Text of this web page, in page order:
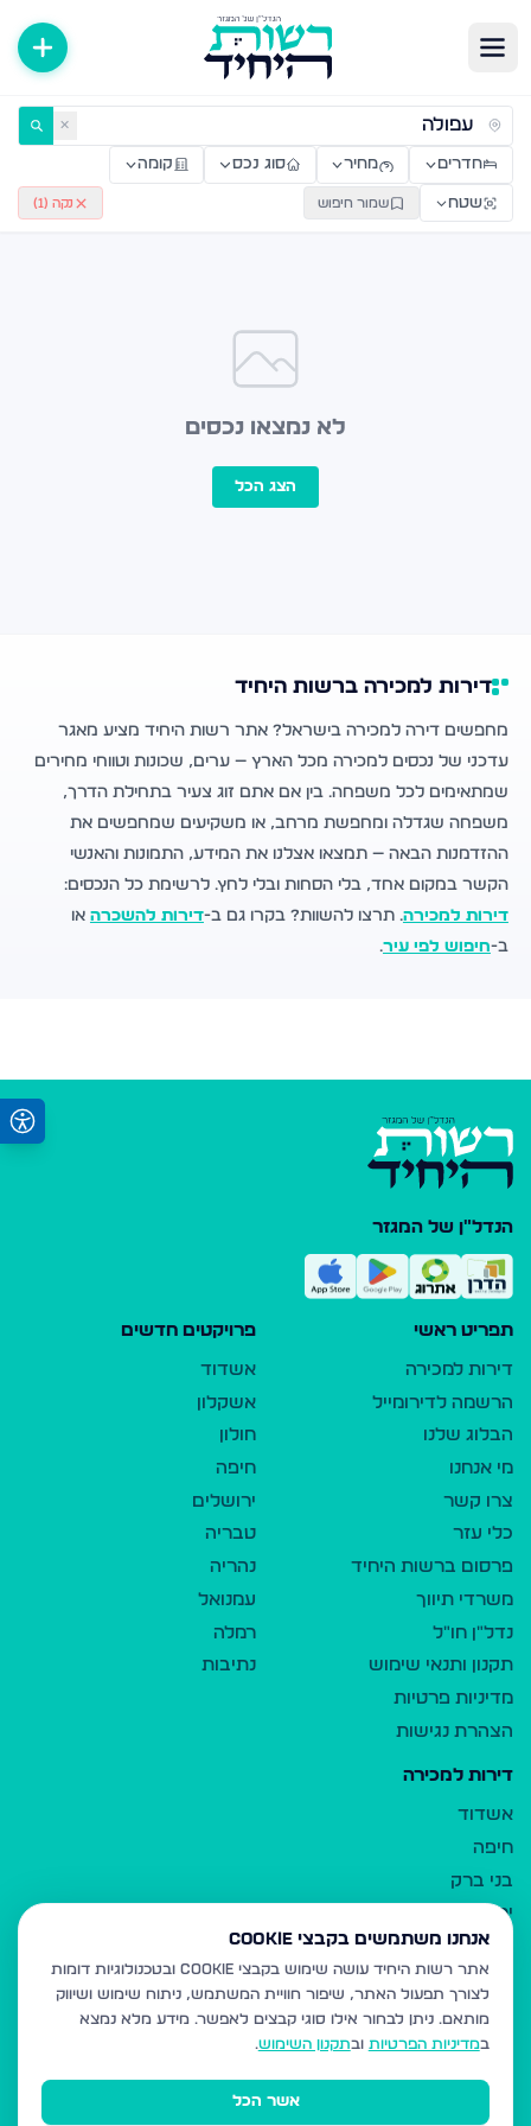
דירות למכירה ולהשכרה — רשות היחיד ✕
חדרים מחיר סוג נכס קומה
שטח שמור חיפוש נקה ( 1
)
לא נמצאו נכסים
הצג הכל
דירות למכירה ברשות היחיד
מחפשים דירה למכירה בישראל? אתר רשות היחיד מציע מאגר
עדכני של נכסים למכירה מכל הארץ — ערים, שכונות וטווחי מחירים
שמתאימים לכל משפחה. בין אם אתם זוג צעיר בתחילת הדרך,
משפחה שגדלה ומחפשת מרחב, או משקיעים שמחפשים את
ההזדמנות הבאה — תמצאו אצלנו את המידע, התמונות והאנשי
הקשר במקום אחד, בלי הסחות ובלי לחץ. לרשימת כל הנכסים:
דירות למכירה. תרצו להשוות? בקרו גם ב-דירות להשכרה או
ב-חיפוש לפי עיר.
הנדל"ן של המגזר
תפריט ראשי
דירות למכירה
הרשמה לדירומייל
הבלוג שלנו
מי אנחנו
צרו קשר
כלי עזר
פרסום ברשות היחיד
משרדי תיווך
נדל"ן חו"ל
תקנון ותנאי שימוש
מדיניות פרטיות
הצהרת נגישות
פרויקטים חדשים
אשדוד
אשקלון
חולון
חיפה
ירושלים
טבריה
נהריה
עמנואל
רמלה
נתיבות
דירות למכירה
אשדוד
חיפה
בני ברק
ירושלים
אלעד
גבעת זאב
בית שמש
רכסים
מודיעין עילית
אנחנו משתמשים בקבצי Cookie
אתר רשות היחיד עושה שימוש בקבצי Cookie ובטכנולוגיות דומות
לצורך תפעול האתר, שיפור חוויית המשתמש, ניתוח שימוש ושיווק
מותאם. ניתן לבחור אילו סוגי קבצים לאפשר. מידע מלא נמצא
במדיניות הפרטיות ובתקנון השימוש.
אשר הכל